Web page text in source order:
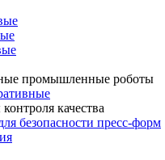
промышленные роботы
качества
безопасности пресс-форм